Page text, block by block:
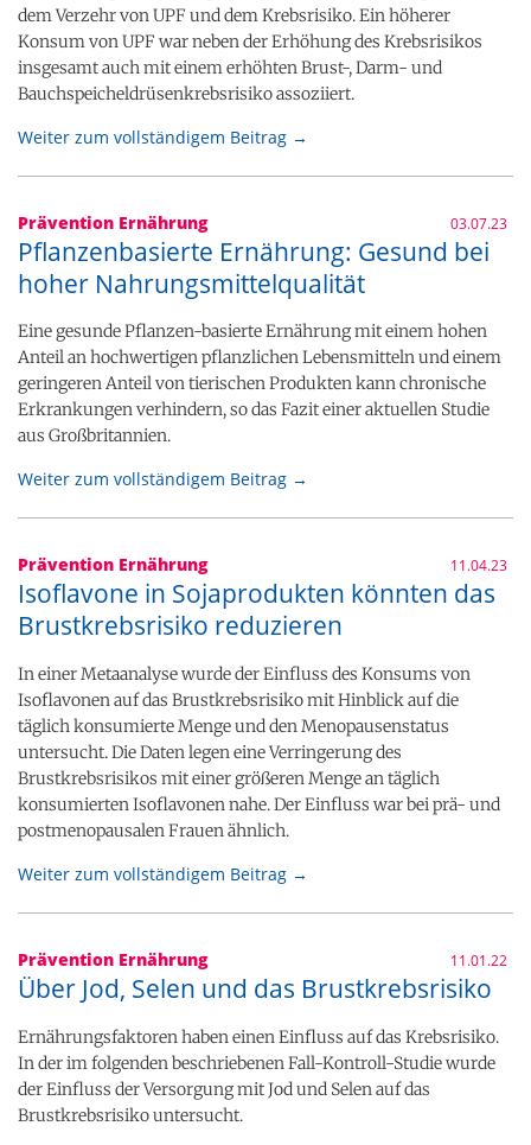
dem Verzehr von UPF und dem Krebsrisiko. Ein höherer
Konsum von UPF war neben der Erhöhung des Krebsrisikos
insgesamt auch mit einem erhöhten Brust-, Darm- und
Bauchspeicheldrüsenkrebsrisiko assoziiert.
Weiter zum vollständigem Beitrag →
Prävention Ernährung 03.07.23
Pflanzenbasierte Ernährung: Gesund bei
hoher Nahrungsmittelqualität
Eine gesunde Pflanzen-basierte Ernährung mit einem hohen
Anteil an hochwertigen pflanzlichen Lebensmitteln und einem
geringeren Anteil von tierischen Produkten kann chronische
Erkrankungen verhindern, so das Fazit einer aktuellen Studie
aus Großbritannien.
Weiter zum vollständigem Beitrag →
Prävention Ernährung 11.04.23
Isoflavone in Sojaprodukten könnten das
Brustkrebsrisiko reduzieren
In einer Metaanalyse wurde der Einfluss des Konsums von
Isoflavonen auf das Brustkrebsrisiko mit Hinblick auf die
täglich konsumierte Menge und den Menopausenstatus
untersucht. Die Daten legen eine Verringerung des
Brustkrebsrisikos mit einer größeren Menge an täglich
konsumierten Isoflavonen nahe. Der Einfluss war bei prä- und
postmenopausalen Frauen ähnlich.
Weiter zum vollständigem Beitrag →
Prävention Ernährung 11.01.22
Über Jod, Selen und das Brustkrebsrisiko
Ernährungsfaktoren haben einen Einfluss auf das Krebsrisiko.
In der im folgenden beschriebenen Fall-Kontroll-Studie wurde
der Einfluss der Versorgung mit Jod und Selen auf das
Brustkrebsrisiko untersucht.